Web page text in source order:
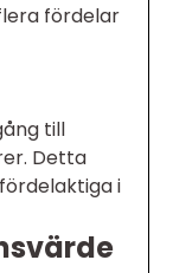
fördelar
till
Detta
i